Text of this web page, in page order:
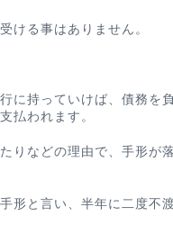
ける事はありません。
に持っていけば、債務を
払われます。
りなどの理由で、 手形が
形と言い、半年に二度不